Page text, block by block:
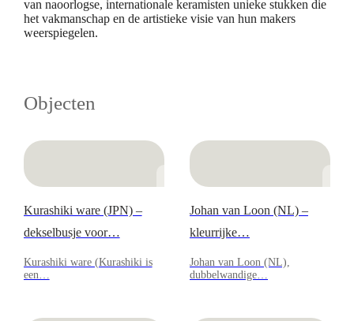
van naoorlogse, internationale keramisten unieke stukken die
het vakmanschap en de artistieke visie van hun makers
weerspiegelen.
Objecten
Kurashiki ware (JPN) –
dekselbusje voor…
Kurashiki ware (Kurashiki is
een…
Johan van Loon (NL) –
kleurrijke…
Johan van Loon (NL),
dubbelwandige…